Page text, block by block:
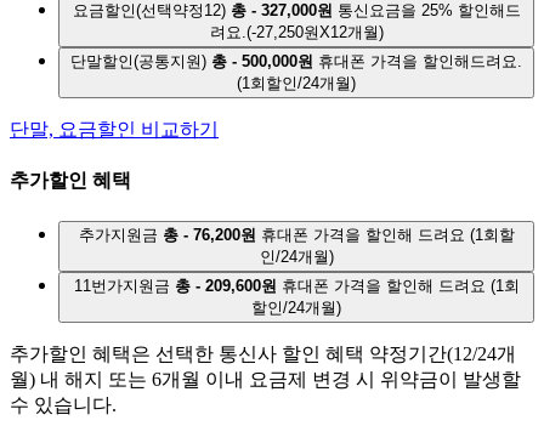
요금할인(선택약정12) 총 - 327,000원 통신요금을 25% 할인해드
려요.(-27,250원X12개월)
단말할인(공통지원) 총 - 500,000원 휴대폰 가격을 할인해드려요.
(1회할인/24개월)
단말, 요금할인 비교하기
추가할인 혜택
추가지원금 총 - 76,200원 휴대폰 가격을 할인해 드려요 (1회할
인/24개월)
11번가지원금 총 - 209,600원 휴대폰 가격을 할인해 드려요 (1회
할인/24개월)
추가할인 혜택은 선택한 통신사 할인 혜택 약정기간(12/24개
월) 내 해지 또는 6개월 이내 요금제 변경 시 위약금이 발생할
수 있습니다.